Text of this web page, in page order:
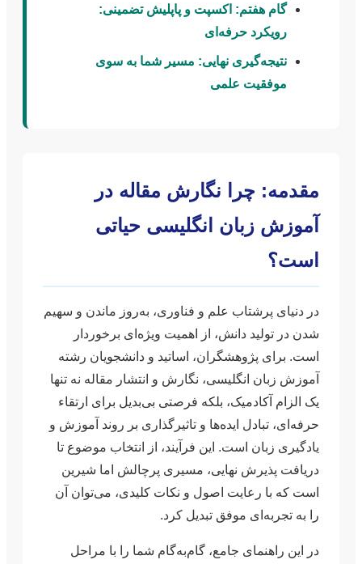
گام هفتم: اکسپت و پاپلیش تضمینی:
رویکرد حرفه‌ای
نتیجه‌گیری نهایی: مسیر شما به سوی
موفقیت علمی
مقدمه: چرا نگارش مقاله در
آموزش زبان انگلیسی حیاتی
است؟
در دنیای پرشتاب علم و فناوری، به‌روز ماندن و سهیم
شدن در تولید دانش، از اهمیت ویژه‌ای برخوردار
است. برای پژوهشگران، اساتید و دانشجویان رشته
آموزش زبان انگلیسی، نگارش و انتشار مقاله نه تنها
یک الزام آکادمیک، بلکه فرصتی بی‌بدیل برای ارتقاء
حرفه‌ای، تبادل ایده‌ها و تاثیرگذاری بر روند آموزش و
یادگیری زبان است. این فرآیند، از انتخاب موضوع تا
دریافت پذیرش نهایی، مسیری پرچالش اما شیرین
است که با رعایت اصول و نکات کلیدی، می‌توان آن
را به تجربه‌ای موفق تبدیل کرد.
در این راهنمای جامع، گام‌به‌گام شما را با مراحل